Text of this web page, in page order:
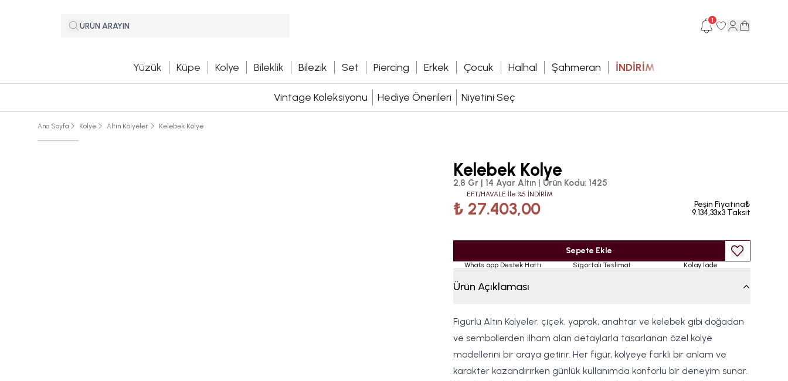
1
Yüzük Küpe Kolye Bileklik Bilezik Set Piercing Erkek Çocuk Halhal Şahmeran İNDİRİM
Vintage Koleksiyonu Hediye Önerileri Niyetini Seç
Ana Sayfa Kolye Altın Kolyeler Kelebek Kolye
Kelebek Kolye
2.8 Gr | 14 Ayar Altın | Ürün Kodu: 1425
EFT/HAVALE İle %5 İNDİRİM
₺ 27.403,00
Peşin Fiyatına₺
9.134,33x3 Taksit
Sepete Ekle
Whats app Destek Hattı Sigortalı Teslimat Kolay İade
Ürün Açıklaması
Figürlü Altın Kolyeler, çiçek, yaprak, anahtar ve kelebek gibi doğadan
ve sembollerden ilham alan detaylarla tasarlanan özel kolye
modellerini bir araya getirir. Her figür, kolyeye farklı bir anlam ve
karakter kazandırırken günlük kullanımda konforlu bir deneyim sunar.